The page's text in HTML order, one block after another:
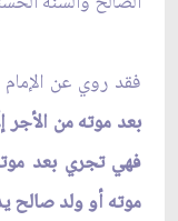
فقد روي عن
بعد موته من
فهي تجري بعد
موته أو ولد صالح